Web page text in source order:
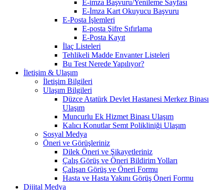
E-imza Başvuru/Yenileme Sayfası
E-İmza Kart Okuyucu Başvuru
E-Posta İşlemleri
E-posta Şifre Sıfırlama
E-Posta Kayıt
İlaç Listeleri
Tehlikeli Madde Envanter Listeleri
Bu Test Nerede Yapılıyor?
İletişim & Ulaşım
İletişim Bilgileri
Ulaşım Bilgileri
Düzce Atatürk Devlet Hastanesi Merkez Binası
Ulaşım
Muncurlu Ek Hizmet Binası Ulaşım
Kalıcı Konutlar Semt Polikliniği Ulaşım
Sosyal Medya
Öneri ve Görüşleriniz
Dilek Öneri ve Şikayetleriniz
Çalış Görüş ve Öneri Bildirim Yolları
Çalışan Görüş ve Öneri Formu
Hasta ve Hasta Yakını Görüş Öneri Formu
Dijital Medya